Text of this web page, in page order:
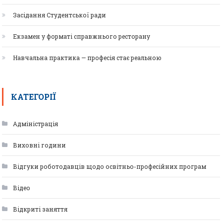
Засідання Студентської ради
Екзамен у форматі справжнього ресторану
Навчальна практика — професія стає реальною
КАТЕГОРІЇ
Адміністрація
Виховні години
Відгуки роботодавців щодо освітньо-професійних програм
Відео
Відкриті заняття